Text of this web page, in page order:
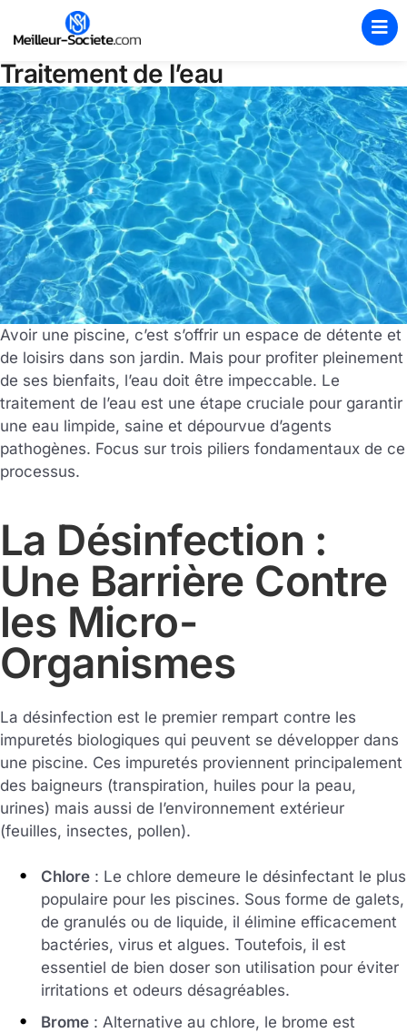
Traitement de l’eau
Avoir une piscine, c’est s’offrir un espace de détente et
de loisirs dans son jardin. Mais pour profiter pleinement
de ses bienfaits, l’eau doit être impeccable. Le
traitement de l’eau est une étape cruciale pour garantir
une eau limpide, saine et dépourvue d’agents
pathogènes. Focus sur trois piliers fondamentaux de ce
processus.
La Désinfection :
Une Barrière Contre
les Micro-
Organismes
La désinfection est le premier rempart contre les
impuretés biologiques qui peuvent se développer dans
une piscine. Ces impuretés proviennent principalement
des baigneurs (transpiration, huiles pour la peau,
urines) mais aussi de l’environnement extérieur
(feuilles, insectes, pollen).
Chlore : Le chlore demeure le désinfectant le plus
populaire pour les piscines. Sous forme de galets,
de granulés ou de liquide, il élimine efficacement
bactéries, virus et algues. Toutefois, il est
essentiel de bien doser son utilisation pour éviter
irritations et odeurs désagréables.
Brome : Alternative au chlore, le brome est